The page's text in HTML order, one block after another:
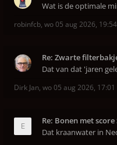
Wat is de optimale
robinfcb, wo 05 aug 2026, 19:54
Re: Zwarte
Dat van dat 'jaren
Dirk Jan, wo 05 aug 2026, 17:01
Re: Bonen met score
Dat kraanwater in